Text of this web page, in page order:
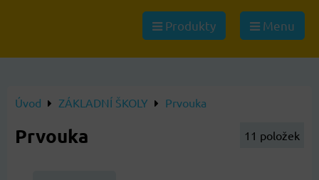
Produkty Menu
Úvod ZÁKLADNÍ ŠKOLY Prvouka
Prvouka 11 položek